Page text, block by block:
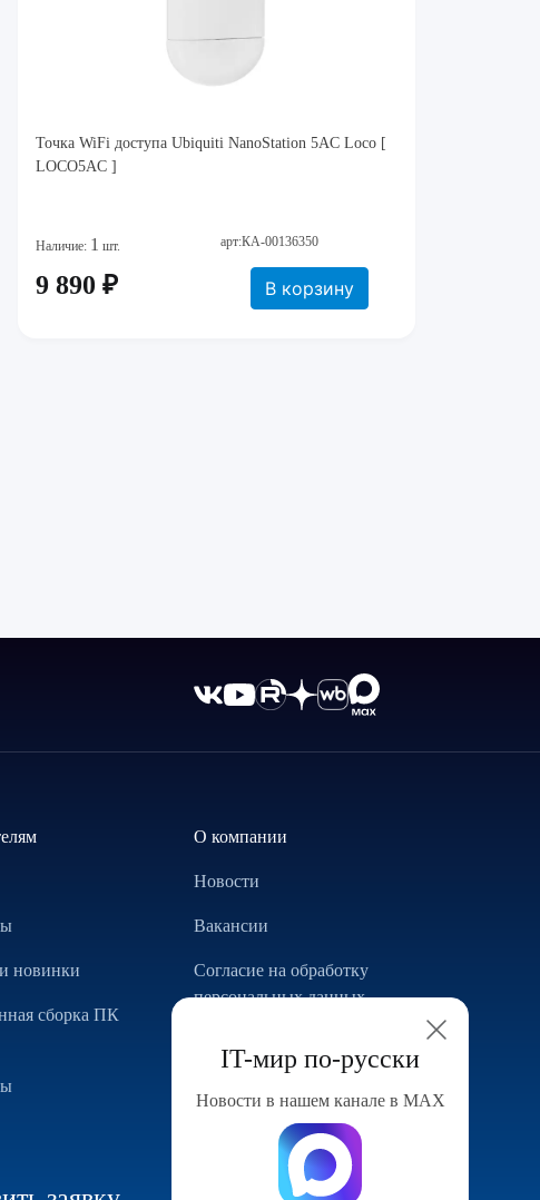
Точка WiFi доступа Ubiquiti NanoStation 5AC Loco [
LOCO5AC ]
Наличие: 1 шт. арт:КА-00136350
9 890 ₽ В корзину
IT-мир по-русски
Новости в нашем канале в МАХ
новинки
сборка ПК
О компании
Новости
Вакансии
Согласие на обработку
персональных данных
Конфигуратор компьютера